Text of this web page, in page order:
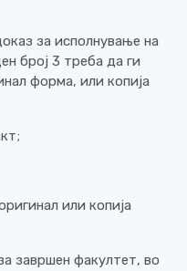
за исполнување на
број 3 треба да ги
форма, или копија
или копија
завршен факултет, во